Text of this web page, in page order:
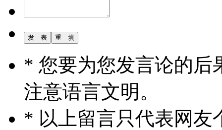
* 您要为您发言论的后
注意语言文明。
* 以上留言只代表网友